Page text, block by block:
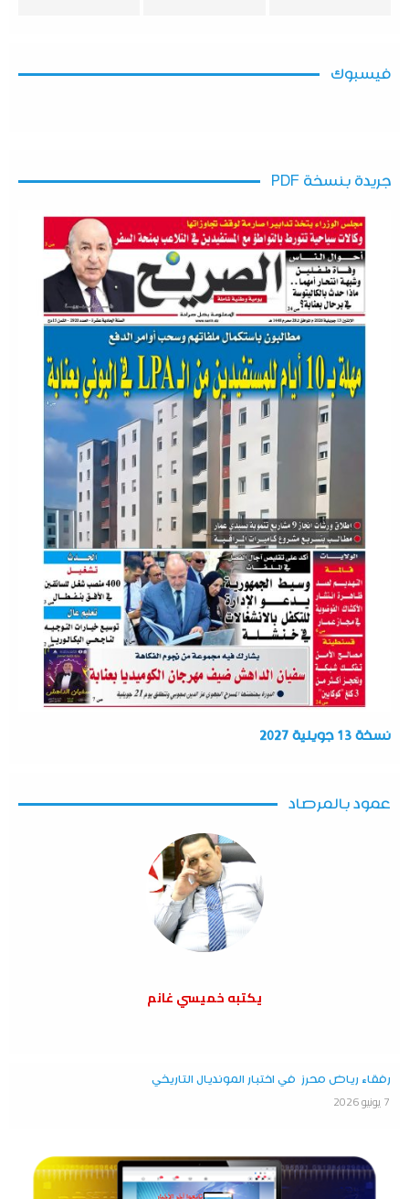
فيسبوك
جريدة بنسخة PDF
نسخة 13 جويلية 2027
عمود بالمرصاد
يكتبه خميسي غانم
رفقاء رياض محرز في اختبار المونديال التاريخي
7 يونيو 2026